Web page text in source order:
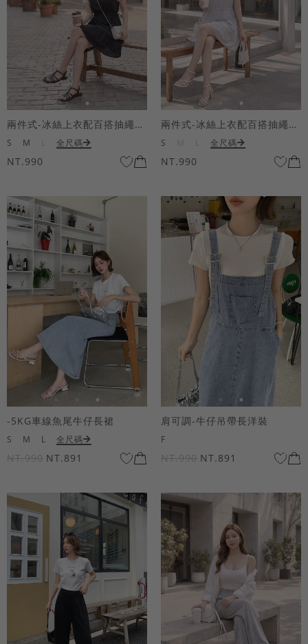
兩件式-冰絲上衣配百搭抽繩短洋裝
S M 全尺碼
NT.990
兩件式-冰絲上衣配百搭抽繩短洋裝
S 全尺碼
NT.990
-5KG車線魚尾牛仔長裙
S M L 全尺碼
NT.990 NT.891
肩可調-牛仔吊帶長洋裝
F
NT.990 NT.891